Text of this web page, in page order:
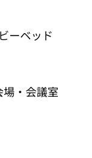
ーベッド
場・会議室